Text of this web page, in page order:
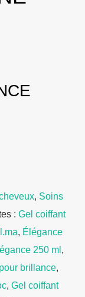
, Soins
: Gel coiffant
, Élégance
250 ml ,
brillance,
, Gel coiffant